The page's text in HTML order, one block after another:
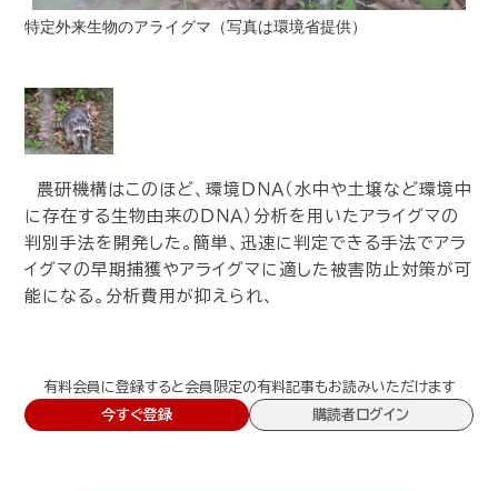
特定外来生物のアライグマ（写真は環境省提供）
農研機構はこのほど、環境ＤＮＡ（水中や土壌など環境中
に存在する生物由来のＤＮＡ）分析を用いたアライグマの
判別手法を開発した。簡単、迅速に判定できる手法でアラ
イグマの早期捕獲やアライグマに適した被害防止対策が可
能になる。分析費用が抑えられ、
有料会員に登録すると会員限定の有料記事もお読みいただけます
今すぐ登録
購読者ログイン